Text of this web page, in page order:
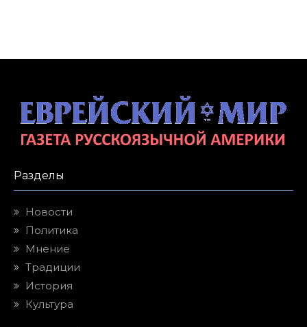
Разделы
Новости
Политика
Мнение
Традиции
История
Культура